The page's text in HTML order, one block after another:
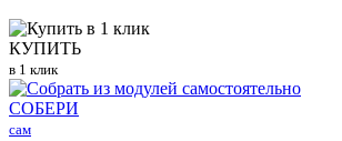
КУПИТЬ
в 1 клик
СОБЕРИ
сам